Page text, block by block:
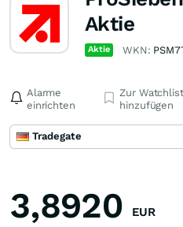
Aktie
Aktie WKN:
Alarme
einrichten
Zur Watchlist
hinzufügen
Tradegate
3,8920 EUR